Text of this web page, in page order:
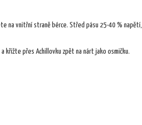
na vnitřní straně bérce. Střed pásu 25-40 % napětí,
křižte přes Achillovku zpět na nárt jako osmičku.